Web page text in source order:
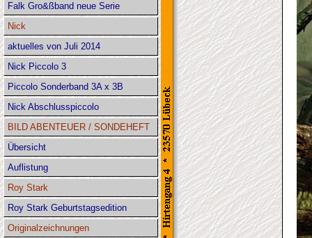
Falk Gro&ßband neue Serie
Nick
aktuelles von Juli 2014
Nick Piccolo 3
Piccolo Sonderband 3A x 3B
Nick Abschlusspiccolo
BILD ABENTEUER / SONDEHEFT
Übersicht
Auflistung
Roy Stark
Roy Stark Geburtstagsedition
Originalzeichnungen